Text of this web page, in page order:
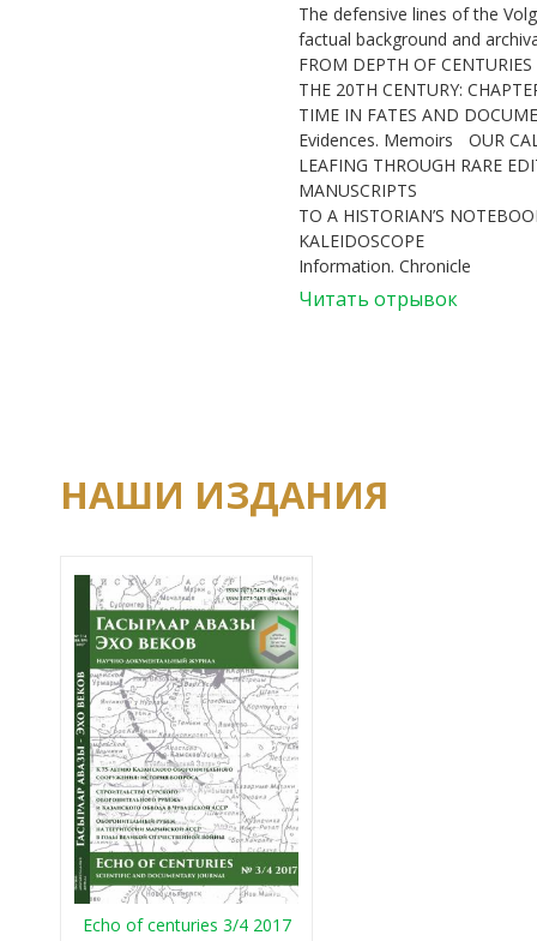
The defensive lines of the
factual background and
FROM DEPTH OF CENTURIES
THE 20TH CENTURY:
TIME IN FATES AND
Evidences. Memoirs
OUR
LEAFING THROUGH RARE
MANUSCRIPTS
TO A HISTORIAN’S
KALEIDOSCOPE
Information. Chronicle
Читать отрывок
НАШИ ИЗДАНИЯ
Echo of centuries 3/4 2017